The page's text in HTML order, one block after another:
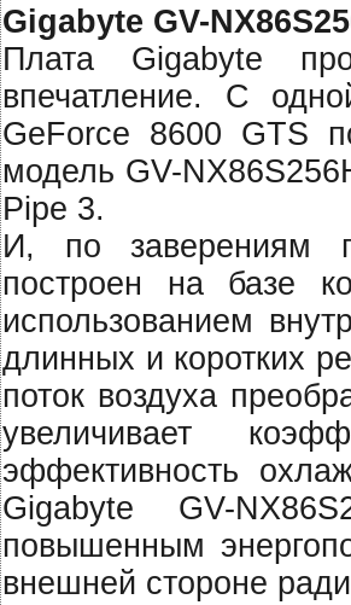
Gigabyte GV-
Плата Gigabyte
впечатление. С
GeForce 8600 GTS
модель GV-
Pipe 3.
И, по заверениям
построен на базе
использованием
длинных и коротких
поток воздуха
увеличивает
эффективность
Gigabyte GV-
повышенным
внешней стороне